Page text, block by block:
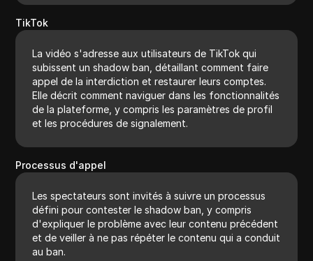
TikTok
La vidéo s'adresse aux utilisateurs de TikTok qui
subissent un shadow ban, détaillant comment faire
appel de la interdiction et restaurer leurs comptes.
Elle décrit comment naviguer dans les fonctionnalités
de la plateforme, y compris les paramètres de profil
et les procédures de signalement.
Processus d'appel
Les spectateurs sont invités à suivre un processus
défini pour contester le shadow ban, y compris
d'expliquer le problème avec leur contenu précédent
et de veiller à ne pas répéter le contenu qui a conduit
au ban.